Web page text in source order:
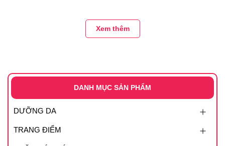
- Nơi thoáng mát, tránh ánh nắng mặt trời trực tiếp.
Xem thêm
DANH MỤC SẢN PHẨM
DƯỠNG DA
TRANG ĐIỂM